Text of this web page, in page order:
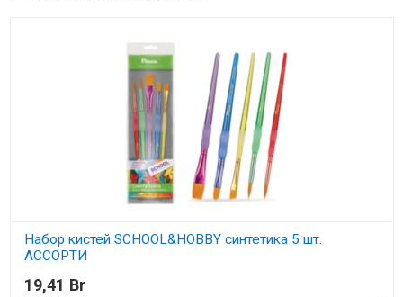
Набор кистей SCHOOL&HOBBY синтетика 5 шт.
АССОРТИ
В наличии
19,41 Br